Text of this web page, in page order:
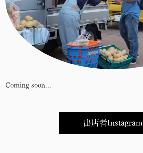
Coming soon...
出店者Instagram